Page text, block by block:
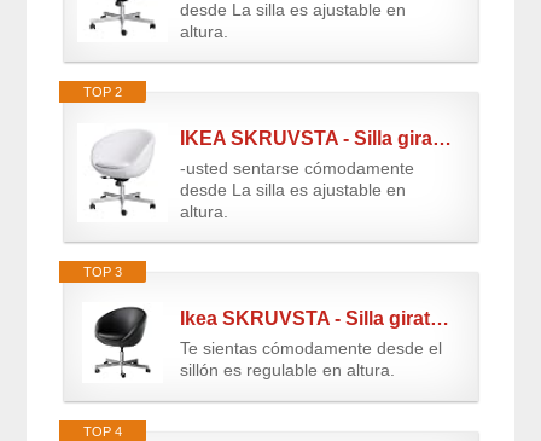
desde La silla es ajustable en
altura.
TOP 2
IKEA SKRUVSTA - Silla giratoria, blanco Idhult
-usted sentarse cómodamente
desde La silla es ajustable en
altura.
TOP 3
Ikea SKRUVSTA - Silla giratoria, Idhult Negro - 75 mm
Te sientas cómodamente desde el
sillón es regulable en altura.
TOP 4